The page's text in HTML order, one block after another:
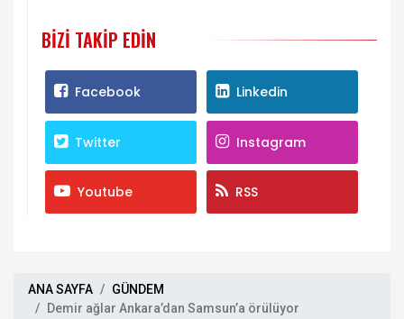
BIZI TAKIP EDIN
Facebook Linkedin
Twitter Instagram
Youtube RSS
ANA SAYFA
GÜNDEM
Demir ağlar Ankara’dan Samsun’a örülüyor